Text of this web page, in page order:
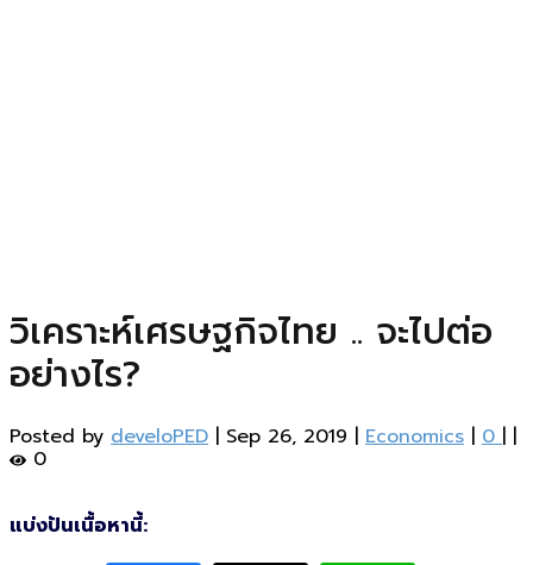
วิเคราะห์เศรษฐกิจไทย .. จะไปต่อ
อย่างไร?
Posted by develoPED | Sep 26, 2019 | Economics | 0| |
0
แบ่งปันเนื้อหานี้: